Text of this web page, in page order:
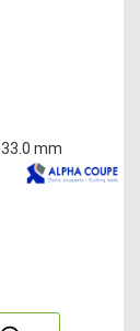
mm